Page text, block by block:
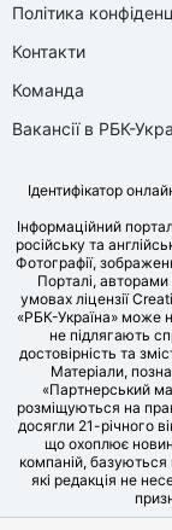
Політика
Контакти
Команда
Вакансії в РБК-
Ідентифікатор
Інформаційний
російську та
Фотографії,
Порталі, авторами
умовах ліцензії
«РБК-Україна» може
не підлягають
достовірність та
Матеріали,
«Партнерський
розміщуються на
досягли 21-річного
що охоплює
компаній, базуються
які редакція не